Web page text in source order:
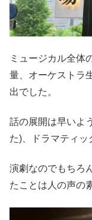
ミュージカル全体
量、オーケストラ
出でした。
話の展開は早いよ
た)、ドラマティッ
演劇なのでもちろ
たことは人の声の